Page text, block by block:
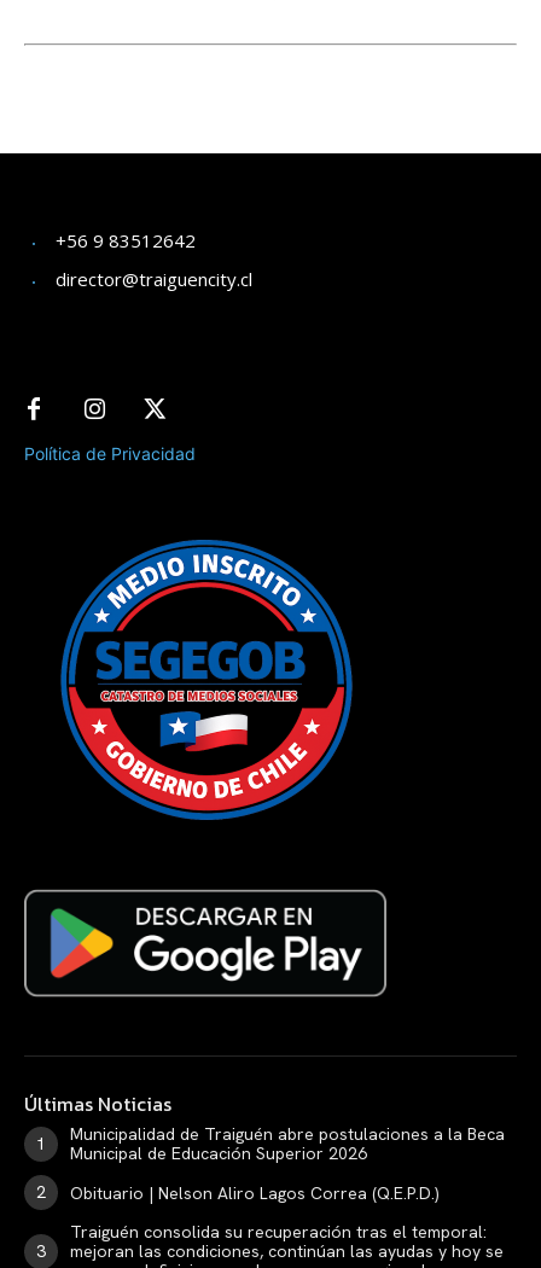
+56 9 83512642
director@traiguencity.cl
Política de Privacidad
Últimas Noticias
Municipalidad de Traiguén abre postulaciones a la Beca
Municipal de Educación Superior 2026
Obituario | Nelson Aliro Lagos Correa (Q.E.P.D.)
Traiguén consolida su recuperación tras el temporal:
mejoran las condiciones, continúan las ayudas y hoy se